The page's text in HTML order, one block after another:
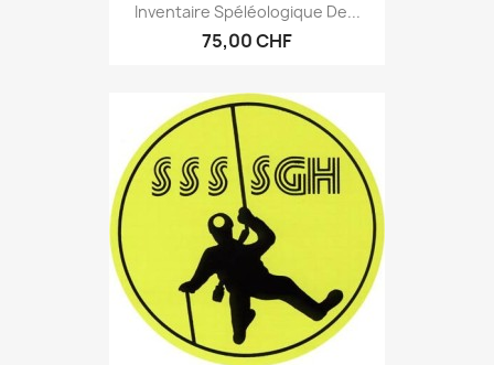
Inventaire Spéléologique De...
75,00 CHF